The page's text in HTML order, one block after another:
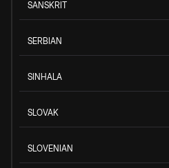
SANSKRIT
SERBIAN
SINHALA
SLOVAK
SLOVENIAN